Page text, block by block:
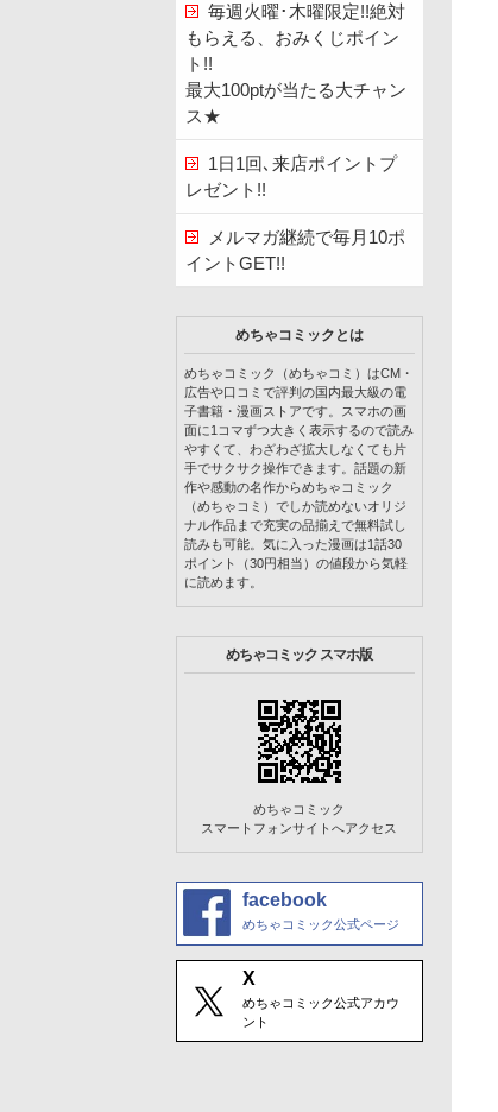
毎週火曜･木曜限定!!絶対
もらえる、おみくじポイン
ト!!
最大100ptが当たる大チャン
ス★
1日1回､来店ポイントプ
レゼント!!
メルマガ継続で毎月10ポ
イントGET!!
めちゃコミックとは
めちゃコミック（めちゃコミ）はCM・
広告や口コミで評判の国内最大級の電
子書籍・漫画ストアです。スマホの画
面に1コマずつ大きく表示するので読み
やすくて、わざわざ拡大しなくても片
手でサクサク操作できます。話題の新
作や感動の名作からめちゃコミック
（めちゃコミ）でしか読めないオリジ
ナル作品まで充実の品揃えで無料試し
読みも可能。気に入った漫画は1話30
ポイント（30円相当）の値段から気軽
に読めます。
めちゃコミック スマホ版
めちゃコミック
スマートフォンサイトへアクセス
facebook
めちゃコミック公式ページ
X
めちゃコミック公式アカウ
ント